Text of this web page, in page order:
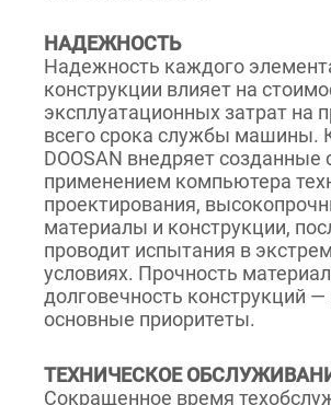
НАДЕЖНОСТЬ
Надежность каждого
конструкции влияет на
эксплуатационных затрат на
всего срока службы машины.
DOOSAN внедряет созданные
применением компьютера
проектирования,
материалы и конструкции,
проводит испытания в
условиях. Прочность
долговечность конструкций
основные приоритеты.
ТЕХНИЧЕСКОЕ
Сокращенное время